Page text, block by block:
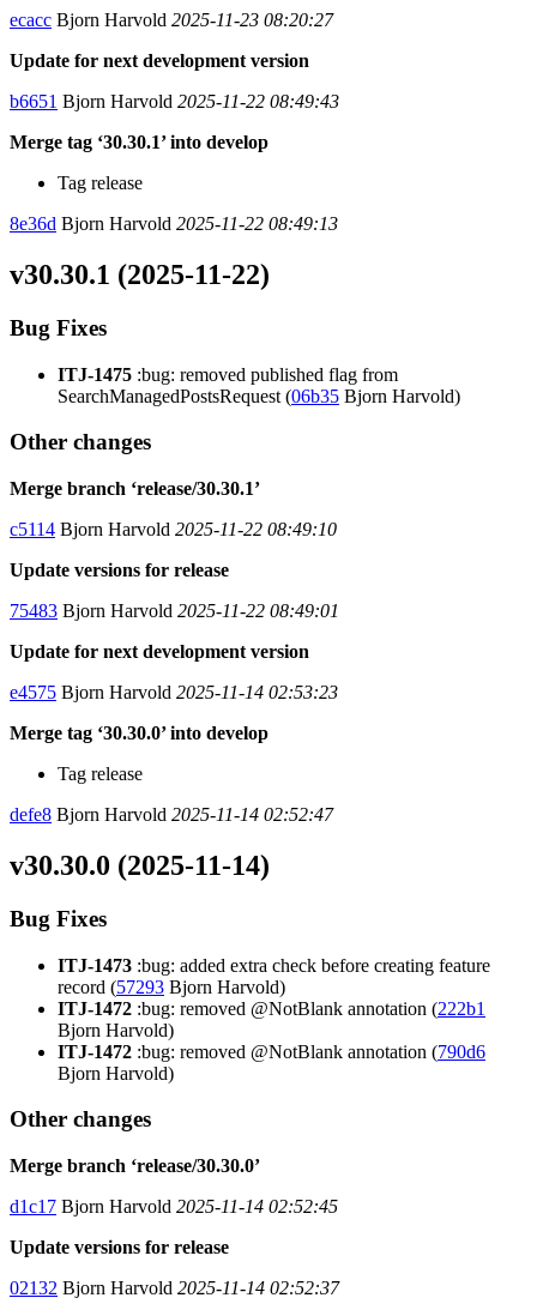
ecacc Bjorn Harvold 2025-11-23 08:20:27
Update for next development version
b6651 Bjorn Harvold 2025-11-22 08:49:43
Merge tag ‘30.30.1’ into develop
Tag release
8e36d Bjorn Harvold 2025-11-22 08:49:13
v30.30.1 (2025-11-22)
Bug Fixes
ITJ-1475 :bug: removed published flag from
SearchManagedPostsRequest (06b35 Bjorn Harvold)
Other changes
Merge branch ‘release/30.30.1’
c5114 Bjorn Harvold 2025-11-22 08:49:10
Update versions for release
75483 Bjorn Harvold 2025-11-22 08:49:01
Update for next development version
e4575 Bjorn Harvold 2025-11-14 02:53:23
Merge tag ‘30.30.0’ into develop
Tag release
defe8 Bjorn Harvold 2025-11-14 02:52:47
v30.30.0 (2025-11-14)
Bug Fixes
ITJ-1473 :bug: added extra check before creating feature
record (57293 Bjorn Harvold)
ITJ-1472 :bug: removed @NotBlank annotation (222b1
Bjorn Harvold)
ITJ-1472 :bug: removed @NotBlank annotation (790d6
Bjorn Harvold)
Other changes
Merge branch ‘release/30.30.0’
d1c17 Bjorn Harvold 2025-11-14 02:52:45
Update versions for release
02132 Bjorn Harvold 2025-11-14 02:52:37